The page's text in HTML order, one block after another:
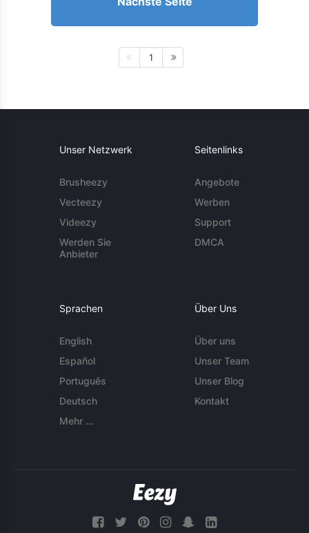
1
Unser Netzwerk
Brusheezy
Vecteezy
Videezy
Werden Sie
Anbieter
Seitenlinks
Angebote
Werben
Support
DMCA
Sprachen
English
Español
Português
Deutsch
Mehr ...
Über Uns
Über uns
Unser Team
Unser Blog
Kontakt